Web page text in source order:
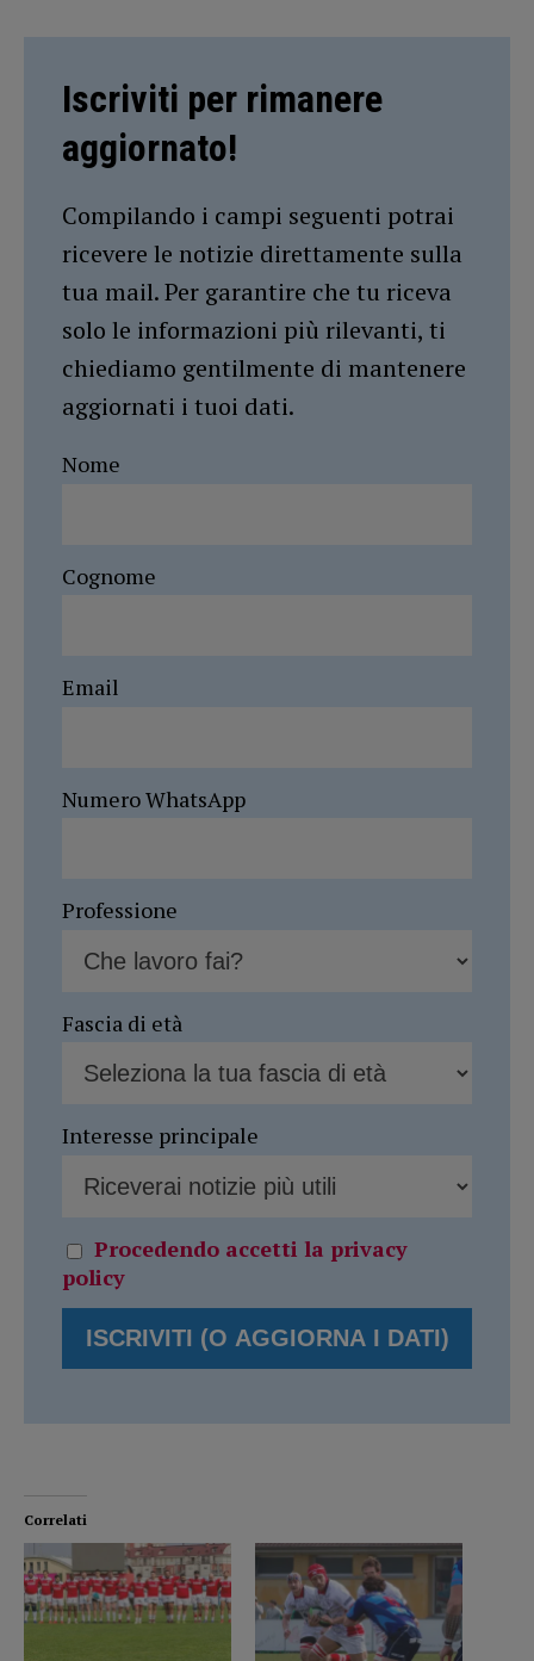
Iscriviti per rimanere
aggiornato!
Compilando i campi seguenti potrai
ricevere le notizie direttamente sulla
tua mail. Per garantire che tu riceva
solo le informazioni più rilevanti, ti
chiediamo gentilmente di mantenere
aggiornati i tuoi dati.
Nome
Cognome
Email
Numero WhatsApp
Professione
Fascia di età
Interesse principale
Procedendo accetti la privacy
policy
Correlati